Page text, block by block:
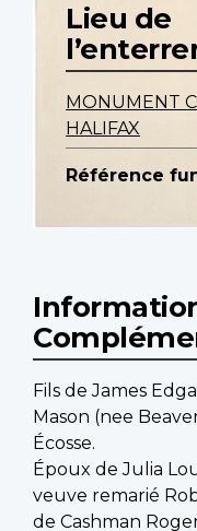
Lieu de
MONUMENT
HALIFAX
Référence
Fils de James
Mason (nee
Écosse.
Époux de Julia
veuve remarié
de Cashman